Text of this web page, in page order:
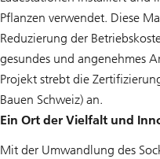
Pflanzen verwendet. Diese
Reduzierung der
gesundes und angenehmes
Projekt strebt die
Bauen Schweiz) an.
Ein Ort der Vielfalt und
Mit der Umwandlung des